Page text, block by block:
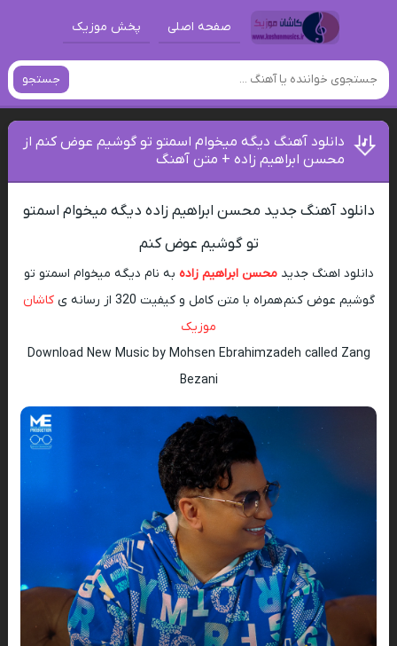
صفحه اصلی پخش موزیک
جستجو
دانلود آهنگ دیگه میخوام اسمتو تو گوشیم عوض کنم از
محسن ابراهیم زاده + متن آهنگ
دانلود آهنگ جدید محسن ابراهیم زاده دیگه میخوام اسمتو
تو گوشیم عوض کنم
دانلود اهنگ جدیدمحسن ابراهیم زاده به نام دیگه میخوام اسمتو تو
گوشیم عوض کنم همراه با متن کامل و کیفیت 320 از رسانه ی
کاشان
موزیک
Download New Music by Mohsen Ebrahimzadeh called Zang
Bezani